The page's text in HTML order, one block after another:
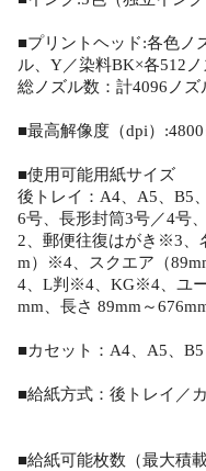
■プリントヘッド:各色ノ
ル、Y／染料BK×各512
総ノズル数：計4096ノズ
■最高解像度（dpi）
■使用可能用紙サイズ
後トレイ：A4、A5、B5
6号、長形封筒3号／4号
2、郵便往復はがき※3、
m）※4、スクエア（
4、L判※4、KG※4、ユー
mm、長さ 89mm～676mm
■カセット：A4、A5、B5
■給紙方式：後トレイ／
■給紙可能枚数（最大積載